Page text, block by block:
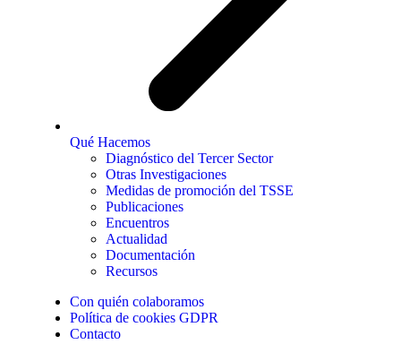
Qué Hacemos
Diagnóstico del Tercer Sector
Otras Investigaciones
Medidas de promoción del TSSE
Publicaciones
Encuentros
Actualidad
Documentación
Recursos
Con quién colaboramos
Política de cookies GDPR
Contacto